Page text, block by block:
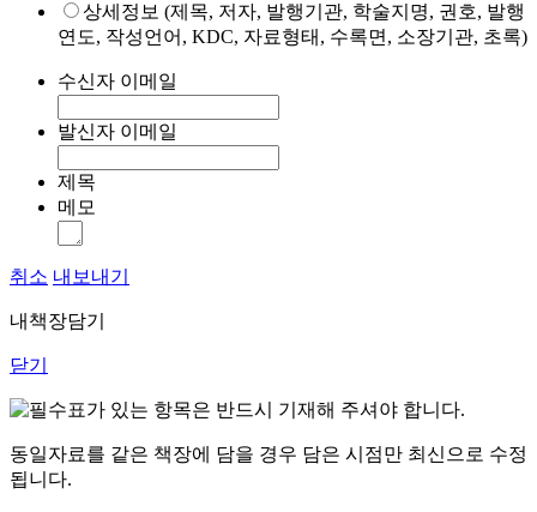
상세정보 (제목, 저자, 발행기관, 학술지명, 권호, 발행
연도, 작성언어, KDC, 자료형태, 수록면, 소장기관, 초록)
수신자 이메일
발신자 이메일
제목
메모
취소 내보내기
내책장담기
닫기
표가 있는 항목은 반드시 기재해 주셔야 합니다.
동일자료를 같은 책장에 담을 경우 담은 시점만 최신으로 수정
됩니다.